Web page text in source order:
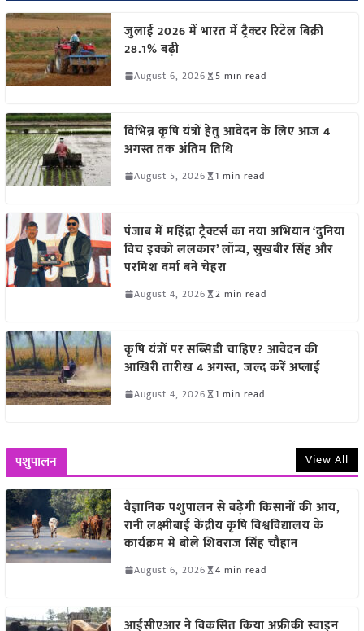
जुलाई 2026 में भारत में ट्रैक्टर रिटेल बिक्री
28.1% बढ़ी
August 6, 2026 5 min read
विभिन्न कृषि यंत्रों हेतु आवेदन के लिए आज 4
अगस्त तक अंतिम तिथि
August 5, 2026 1 min read
पंजाब में महिंद्रा ट्रैक्टर्स का नया अभियान ‘दुनिया
विच इक्को ललकार’ लॉन्च, सुखबीर सिंह और
परमिश वर्मा बने चेहरा
August 4, 2026 2 min read
कृषि यंत्रों पर सब्सिडी चाहिए? आवेदन की
आखिरी तारीख 4 अगस्त, जल्द करें अप्लाई
August 4, 2026 1 min read
पशुपालन View All
वैज्ञानिक पशुपालन से बढ़ेगी किसानों की आय,
रानी लक्ष्मीबाई केंद्रीय कृषि विश्वविद्यालय के
कार्यक्रम में बोले शिवराज सिंह चौहान
August 6, 2026 4 min read
आईसीएआर ने विकसित किया अफ्रीकी स्वाइन